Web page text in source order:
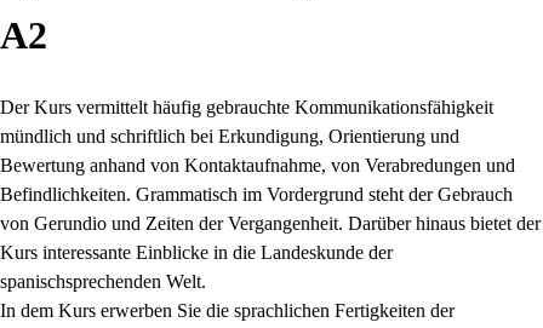
A2
Der Kurs vermittelt häufig gebrauchte Kommunikationsfähigkeit
mündlich und schriftlich bei Erkundigung, Orientierung und
Bewertung anhand von Kontaktaufnahme, von Verabredungen und
Befindlichkeiten. Grammatisch im Vordergrund steht der Gebrauch
von Gerundio und Zeiten der Vergangenheit. Darüber hinaus bietet der
Kurs interessante Einblicke in die Landeskunde der
spanischsprechenden Welt.
In dem Kurs erwerben Sie die sprachlichen Fertigkeiten der